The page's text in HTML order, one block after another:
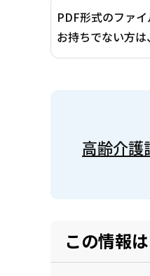
PDF形式のファ
お持ちでない方
高齢介
この情報